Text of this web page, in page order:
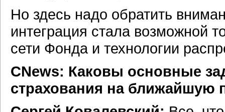
Но здесь надо обратить
интеграция стала возможной
сети Фонда и технологии
CNews: Каковы основные
страхования на ближайшую